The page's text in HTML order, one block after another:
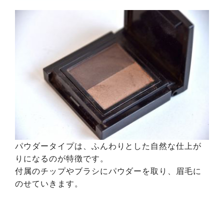
パウダータイプは、ふんわりとした自然な仕上が
りになるのが特徴です。
付属のチップやブラシにパウダーを取り、眉毛に
のせていきます。